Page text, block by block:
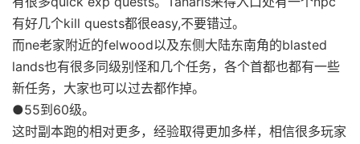
有好几个kill quests都很easy,不要错过。
而ne老家附近的felwood以及东侧大陆东南角的blasted
lands也有很多同级别怪和几个任务，各个首都也都有一些
新任务，大家也可以过去都作掉。
●55到60级。
这时副本跑的相对更多，经验取得更加多样，相信很多玩家